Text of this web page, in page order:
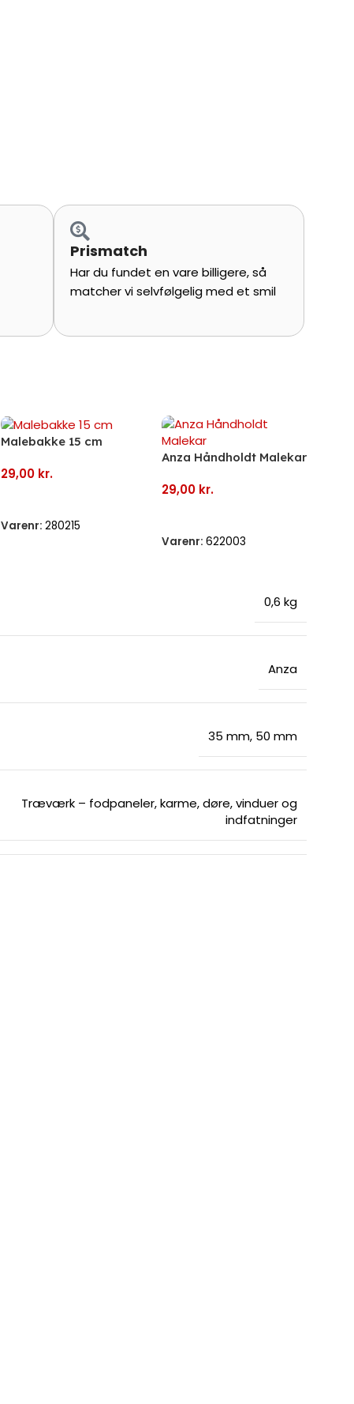
Prismatch
Har du fundet en vare billigere, så
matcher vi selvfølgelig med et smil
Malebakke 15 cm
29,00 kr.
Varenr:280215
Anza Håndholdt Malekar
29,00 kr.
Varenr:622003
0,6 kg
Anza
35 mm, 50 mm
Træværk – fodpaneler, karme, døre, vinduer og
indfatninger